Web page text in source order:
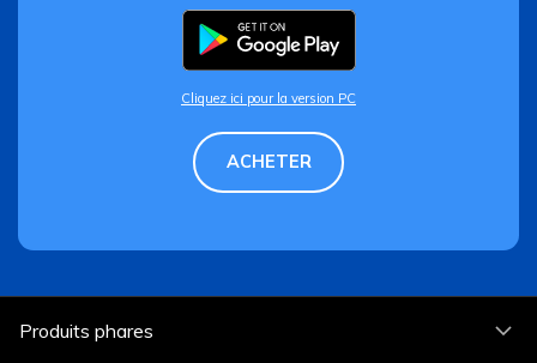
Cliquez ici pour la version PC
ACHETER
Produits phares